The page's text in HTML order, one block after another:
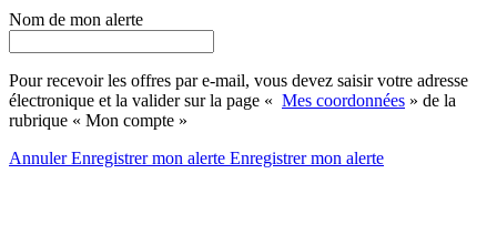
Nom de mon alerte
Pour recevoir les offres par e-mail, vous devez saisir votre adresse
électronique et la valider sur la page « Mes coordonnées » de la
rubrique « Mon compte »
AnnulerEnregistrer mon alerte Enregistrermon alerte